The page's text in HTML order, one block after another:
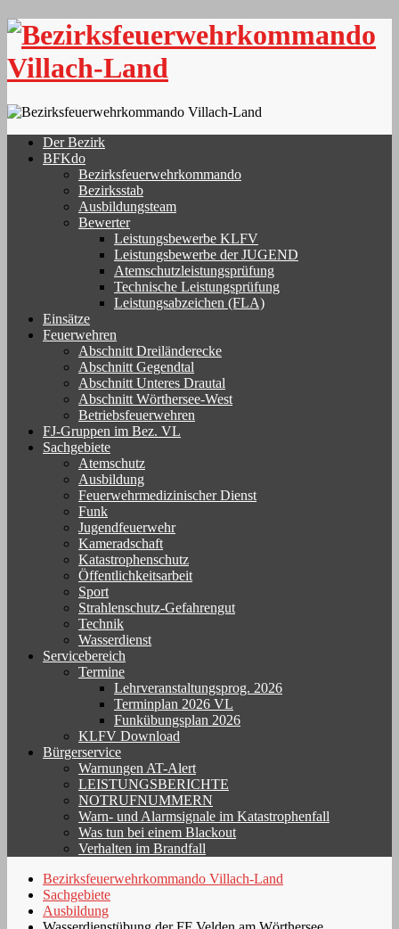
Skip
content
Der Bezirk
BFKdo
Bezirksfeuerwehrkommando
Bezirksstab
Ausbildungsteam
Bewerter
Leistungsbewerbe KLFV
Leistungsbewerbe der JUGEND
Atemschutzleistungsprüfung
Technische Leistungsprüfung
Leistungsabzeichen (FLA)
Einsätze
Feuerwehren
Abschnitt Dreiländerecke
Abschnitt Gegendtal
Abschnitt Unteres Drautal
Abschnitt Wörthersee-West
Betriebsfeuerwehren
FJ-Gruppen im Bez. VL
Sachgebiete
Atemschutz
Ausbildung
Feuerwehrmedizinischer Dienst
Funk
Jugendfeuerwehr
Kameradschaft
Katastrophenschutz
Öffentlichkeitsarbeit
Sport
Strahlenschutz-Gefahrengut
Technik
Wasserdienst
Servicebereich
Termine
Lehrveranstaltungsprog. 2026
Terminplan 2026 VL
Funkübungsplan 2026
KLFV Download
Bürgerservice
Warnungen AT-Alert
LEISTUNGSBERICHTE
NOTRUFNUMMERN
Warn- und Alarmsignale im Katastrophenfall
Was tun bei einem Blackout
Verhalten im Brandfall
Bezirksfeuerwehrkommando Villach-Land
Sachgebiete
Ausbildung